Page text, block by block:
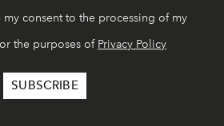
consent to the processing of my
the purposes of Privacy Policy